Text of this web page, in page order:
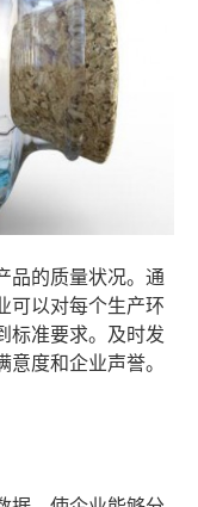
品的质量状况。通
可以对每个生产环
标准要求。及时发
意度和企业声誉。